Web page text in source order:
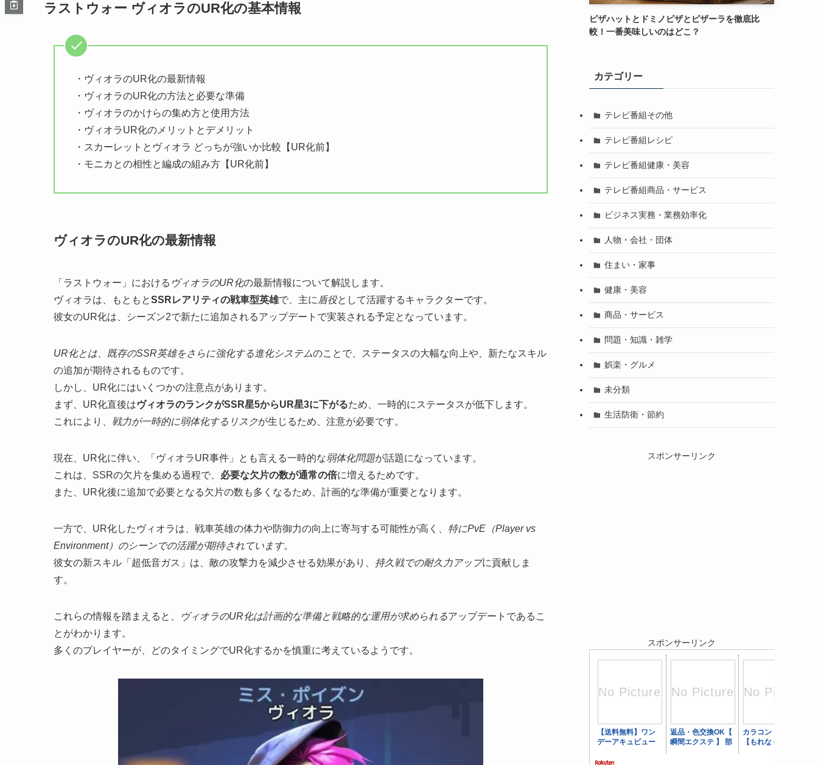
ラストウォー ヴィオラのUR化の基本情報
・ヴィオラのUR化の最新情報
・ヴィオラのUR化の方法と必要な準備
・ヴィオラのかけらの集め方と使用方法
・ヴィオラUR化のメリットとデメリット
・スカーレットとヴィオラ どっちが強いか比較【UR化前】
・モニカとの相性と編成の組み方【UR化前】
ヴィオラのUR化の最新情報
「ラストウォー」における ヴィオラのUR化の最新情報について解説します。
ヴィオラは、もともとSSRレアリティの戦車型英雄で、主に 盾役として活躍するキャラクターです。
彼女のUR化は、シーズン2で新たに追加されるアップデートで実装される予定となっています。
UR化とは、既存のSSR英雄をさらに強化する進化システムのことで、ステータスの大幅な向上や、新たなスキル
の追加が期待されるものです。
しかし、UR化にはいくつかの注意点があります。
まず、UR化直後はヴィオラのランクがSSR星5からUR星3に下がるため、一時的にステータスが低下します。
これにより、 戦力が一時的に弱体化するリスクが生じるため、注意が必要です。
現在、UR化に伴い、「ヴィオラUR事件」とも言える一時的な弱体化問題が話題になっています。
これは、SSRの欠片を集める過程で、 必要な欠片の数が通常の倍に増えるためです。
また、UR化後に追加で必要となる欠片の数も多くなるため、計画的な準備が重要となります。
一方で、UR化したヴィオラは、戦車英雄の体力や防御力の向上に寄与する可能性が高く、 特にPvE（Player vs
Environment）のシーンでの活躍が期待されています。
彼女の新スキル「超低音ガス」は、敵の攻撃力を減少させる効果があり、 持久戦での耐久力アップに貢献しま
す。
これらの情報を踏まえると、 ヴィオラのUR化は計画的な準備と戦略的な運用が求められるアップデートであるこ
とがわかります。
多くのプレイヤーが、どのタイミングでUR化するかを慎重に考えているようです。
ピザハットとドミノピザとピザーラを徹底比
較！一番美味しいのはどこ？
カテゴリー
テレビ番組その他
テレビ番組レシピ
テレビ番組健康・美容
テレビ番組商品・サービス
ビジネス実務・業務効率化
人物・会社・団体
住まい・家事
健康・美容
商品・サービス
問題・知識・雑学
娯楽・グルメ
未分類
生活防衛・節約
スポンサーリンク
スポンサーリンク